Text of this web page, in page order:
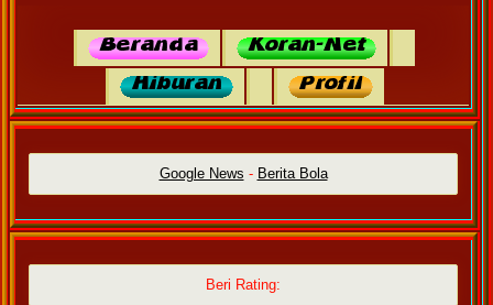
Google News - Berita Bola
Beri Rating: